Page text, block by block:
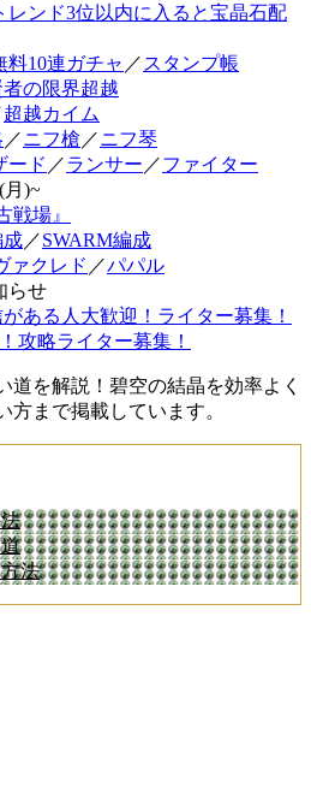
レンド3位以内に入ると宝晶石配
料10連ガチャ ／ スタンプ帳
者の限界超越
超越カイム
／ニフ槍 ／ニフ琴
ード ／ランサー ／ファイター
月)~
戦場』
成／SWARM編成
ァクレド ／パパル
らせ
ある人大歓迎！ライター募集！
攻略ライター募集！
道を解説！碧空の結晶を効率よく
方まで掲載しています。
法